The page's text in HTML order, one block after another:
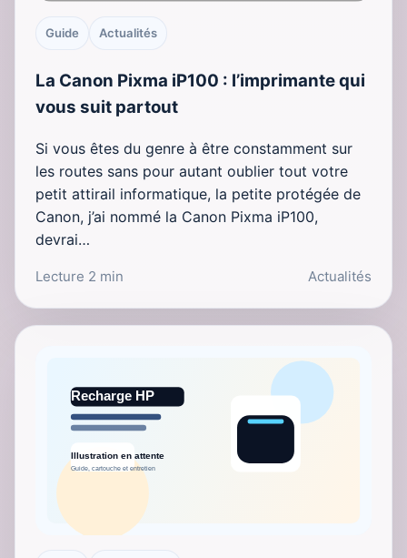
Guide Actualités
La Canon Pixma iP100 : l’imprimante qui
vous suit partout
Si vous êtes du genre à être constamment sur
les routes sans pour autant oublier tout votre
petit attirail informatique, la petite protégée de
Canon, j’ai nommé la Canon Pixma iP100,
devrai…
Lecture 2 min Actualités